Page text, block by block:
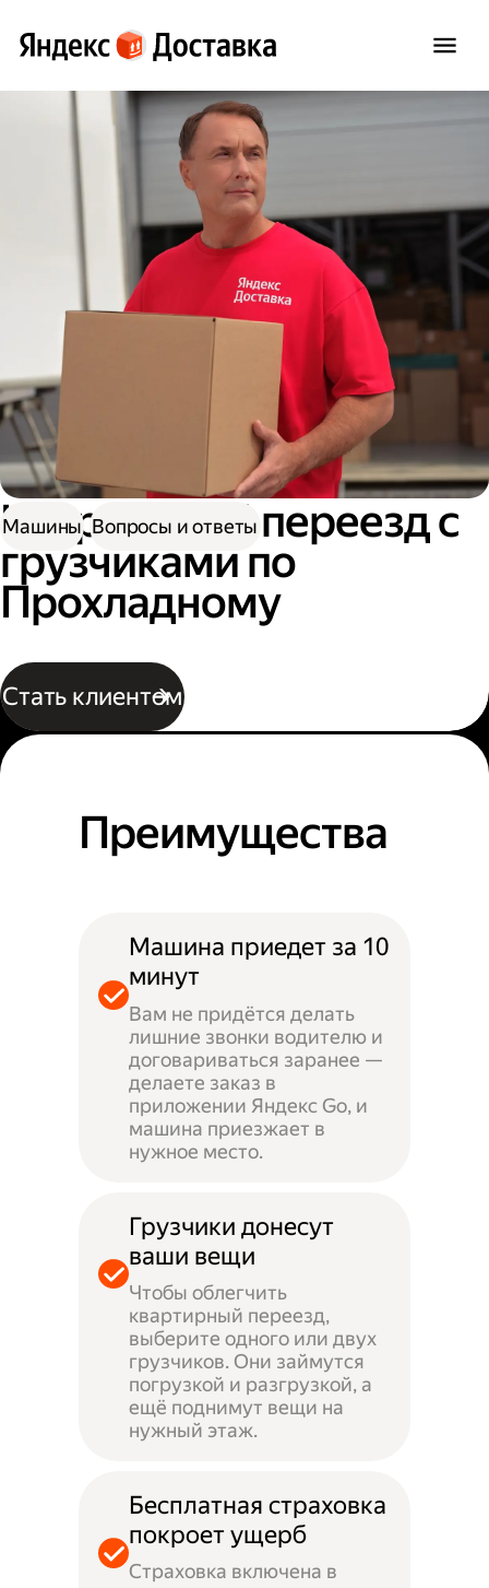
Квартирный переезд с
грузчиками по
Прохладному
Стать клиентом
Машины Вопросы и ответы
Преимущества
Машина приедет за 10
минут
Вам не придётся делать
лишние звонки водителю и
договариваться заранее —
делаете заказ в
приложении Яндекс Go, и
машина приезжает в
нужное место.
Грузчики донесут
ваши вещи
Чтобы облегчить
квартирный переезд,
выберите одного или двух
грузчиков. Они займутся
погрузкой и разгрузкой, а
ещё поднимут вещи на
нужный этаж.
Бесплатная страховка
покроет ущерб
Страховка включена в